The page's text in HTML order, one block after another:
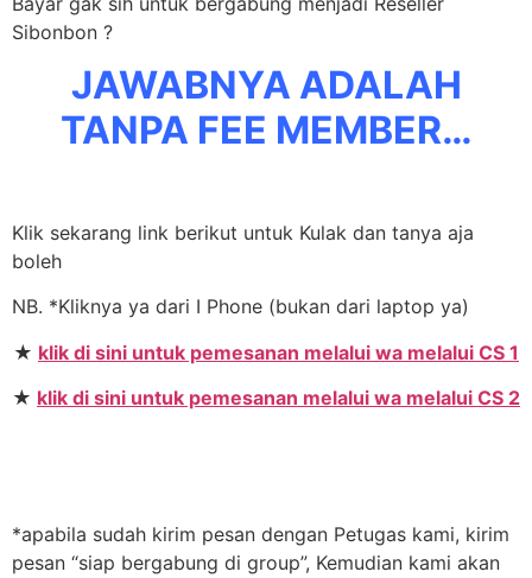
Sibonbon ?
JAWABNYA ADALAH
TANPA FEE MEMBER…
Klik sekarang link berikut untuk Kulak dan tanya aja
boleh
NB. *Kliknya ya dari I Phone (bukan dari laptop ya)
★ klik di sini untuk pemesanan melalui wa melalui CS 1
★ klik di sini untuk pemesanan melalui wa melalui CS 2
*apabila sudah kirim pesan dengan Petugas kami, kirim
pesan “siap bergabung di group”, Kemudian kami akan